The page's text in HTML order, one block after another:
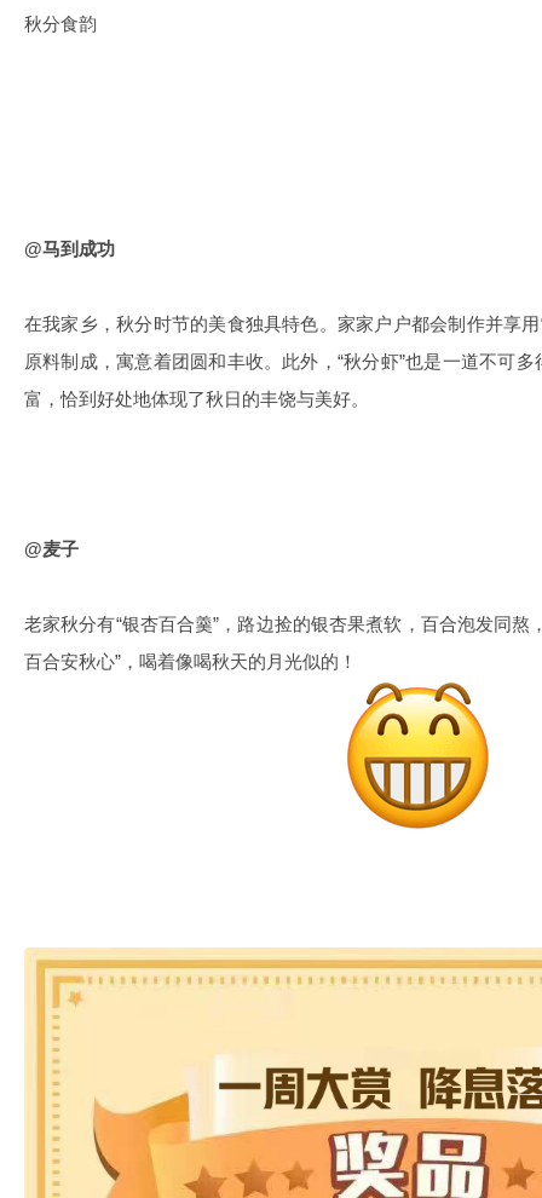
秋分食韵
@马到成功
在我家乡，秋分时节的美食独具特色。家家户户都会制作并享
原料制成，寓意着团圆和丰收。此外，“秋分虾”也是一道不可
富，恰到好处地体现了秋日的丰饶与美好。
@麦子
老家秋分有“银杏百合羹”，路边捡的银杏果煮软，百合泡发同熬
百合安秋心”，喝着像喝秋天的月光似的！